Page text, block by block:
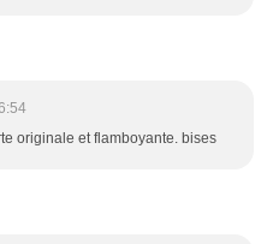
originale et flamboyante. bises